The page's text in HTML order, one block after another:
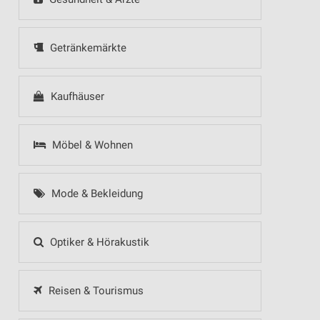
Getränkemärkte
Kaufhäuser
Möbel & Wohnen
Mode & Bekleidung
Optiker & Hörakustik
Reisen & Tourismus